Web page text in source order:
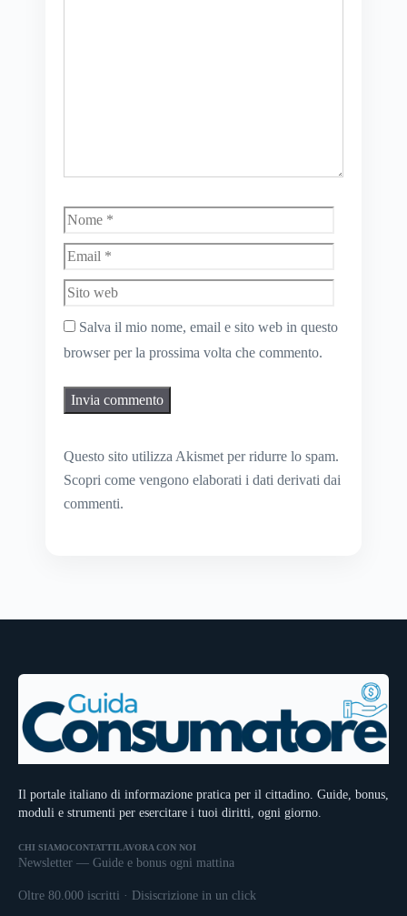
Nome
web
Salva il mio nome, email e sito web in questo
browser per la prossima volta che commento.
Questo sito utilizza Akismet per ridurre lo spam.
Scopri come vengono elaborati i dati derivati dai
commenti.
Il portale italiano di informazione pratica per il cittadino. Guide, bonus,
moduli e strumenti per esercitare i tuoi diritti, ogni giorno.
CHI SIAMOCONTATTILAVORA CON NOI
Newsletter — Guide e bonus ogni mattina
Oltre 80.000 iscritti · Disiscrizione in un click